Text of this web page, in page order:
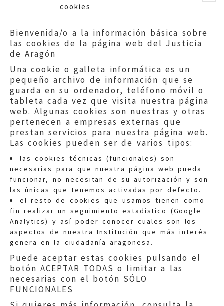
cookies
Bienvenida/o a la información básica sobre
las cookies de la página web del Justicia
de Aragón
Una cookie o galleta informática es un
pequeño archivo de información que se
guarda en su ordenador, teléfono móvil o
tableta cada vez que visita nuestra página
web. Algunas cookies son nuestras y otras
pertenecen a empresas externas que
prestan servicios para nuestra página web.
Las cookies pueden ser de varios tipos:
las cookies técnicas (funcionales) son
necesarias para que nuestra página web pueda
funcionar, no necesitan de su autorización y son
las únicas que tenemos activadas por defecto.
el resto de cookies que usamos tienen como
fin realizar un seguimiento estadístico (Google
Analytics) y así poder conocer cuales son los
aspectos de nuestra Institución que más interés
genera en la ciudadanía aragonesa.
Puede aceptar estas cookies pulsando el
botón ACEPTAR TODAS o limitar a las
necesarias con el botón SÓLO
FUNCIONALES
Quejas:quejas@eljusticiadearagon.es
Información general:
informacion@eljusticiadearagon.es
Teléfonos:900 210 210/